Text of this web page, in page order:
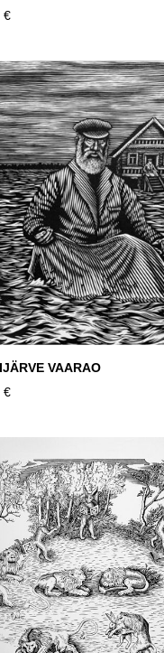
€
VAARAO
€